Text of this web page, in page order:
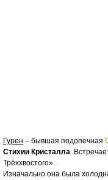
Гурен – бывшая подопечная
Стихии Кристалла.
Трёххвостого».
Изначально она была